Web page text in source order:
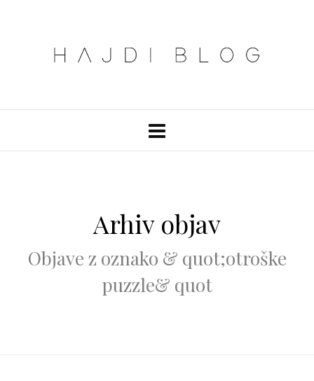
Arhiv objav
Objave z oznako & quot;otroške
puzzle& quot